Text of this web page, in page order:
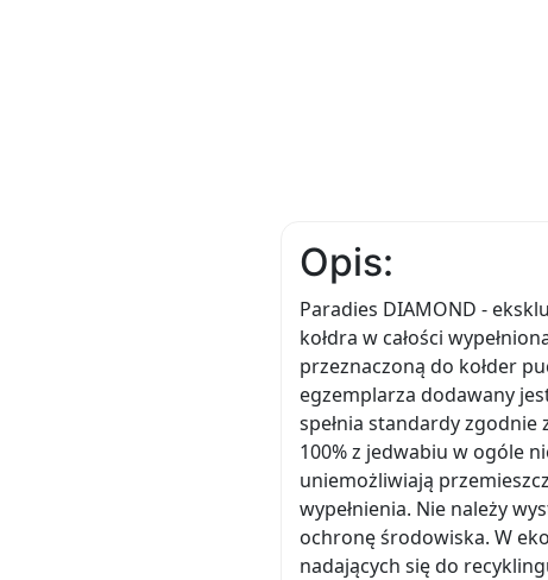
Opis:
Paradies DIAMOND -
kołdra w całości
przeznaczoną do kołder
egzemplarza dodawany
spełnia standardy
100% z jedwabiu w ogóle
uniemożliwiają
wypełnienia. Nie należy
ochronę środowiska. W
nadających się do